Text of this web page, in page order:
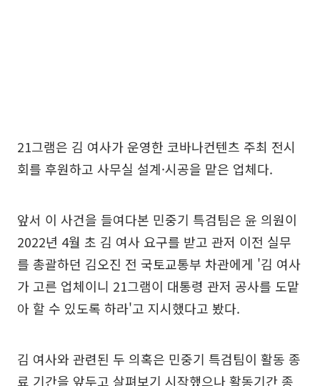
21그램은 김 여사가 운영한 코바나컨텐츠 주최 전시
회를 후원하고 사무실 설계·시공을 맡은 업체다.
앞서 이 사건을 들여다본 민중기 특검팀은 윤 의원이
2022년 4월 초 김 여사 요구를 받고 관저 이전 실무
를 총괄하던 김오진 전 국토교통부 차관에게 '김 여사
가 고른 업체이니 21그램이 대통령 관저 공사를 도맡
아 할 수 있도록 하라'고 지시했다고 봤다.
김 여사와 관련된 두 의혹은 민중기 특검팀이 활동 종
료 기간을 앞두고 살펴보기 시작했으나 활동기간 종